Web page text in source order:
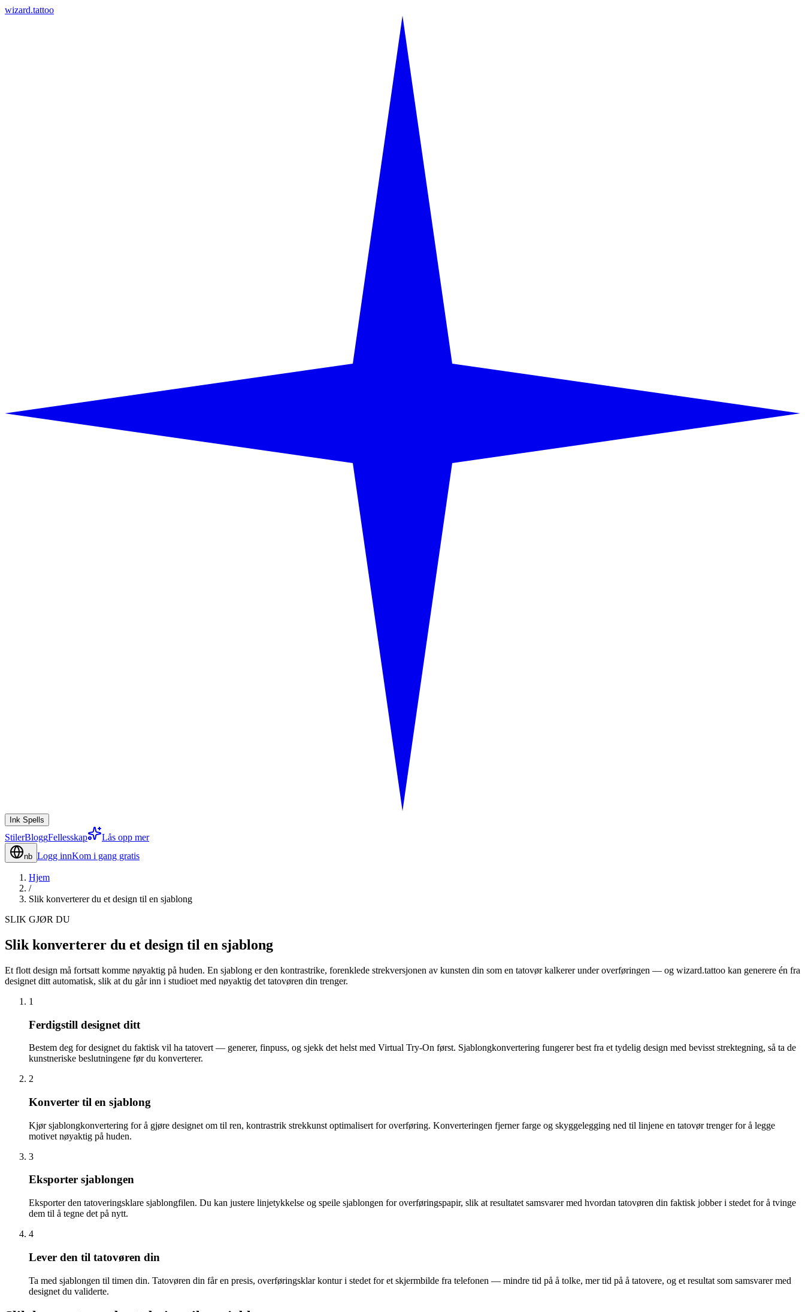
wizard.tattoo
Ink Spells
StilerBloggFellesskap Lås opp mer
nb Logg innKom i gang gratis
Hjem
/
Slik konverterer du et design til en sjablong
SLIK GJØR DU
Slik konverterer du et design til en sjablong
Et flott design må fortsatt komme nøyaktig på huden. En sjablong er den kontrastrike, forenklede strekversjonen av kunsten din som en tatovør kalkerer under overføringen — og wizard.tattoo kan generere én fra
designet ditt automatisk, slik at du går inn i studioet med nøyaktig det tatovøren din trenger.
1
Ferdigstill designet ditt
Bestem deg for designet du faktisk vil ha tatovert — generer, finpuss, og sjekk det helst med Virtual Try-On først. Sjablongkonvertering fungerer best fra et tydelig design med bevisst strektegning, så ta de
kunstneriske beslutningene før du konverterer.
2
Konverter til en sjablong
Kjør sjablongkonvertering for å gjøre designet om til ren, kontrastrik strekkunst optimalisert for overføring. Konverteringen fjerner farge og skyggelegging ned til linjene en tatovør trenger for å legge
motivet nøyaktig på huden.
3
Eksporter sjablongen
Eksporter den tatoveringsklare sjablongfilen. Du kan justere linjetykkelse og speile sjablongen for overføringspapir, slik at resultatet samsvarer med hvordan tatovøren din faktisk jobber i stedet for å tvinge
dem til å tegne det på nytt.
4
Lever den til tatovøren din
Ta med sjablongen til timen din. Tatovøren din får en presis, overføringsklar kontur i stedet for et skjermbilde fra telefonen — mindre tid på å tolke, mer tid på å tatovere, og et resultat som samsvarer med
designet du validerte.